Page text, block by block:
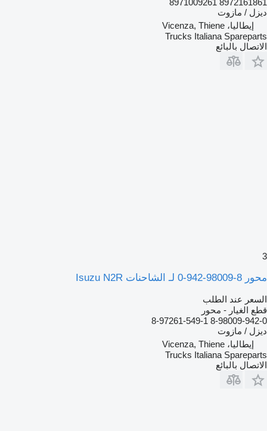
ديزل / مازوت
إيطاليا، Vicenza, Thiene
Trucks Italiana Spareparts
الاتصال بالبائع
3
محور 8-98009-942-0 لـ الشاحنات Isuzu N2R
السعر عند الطلب
قطع الغيار - محور
8-98009-942-0 8-97261-549-1
ديزل / مازوت
إيطاليا، Vicenza, Thiene
Trucks Italiana Spareparts
الاتصال بالبائع